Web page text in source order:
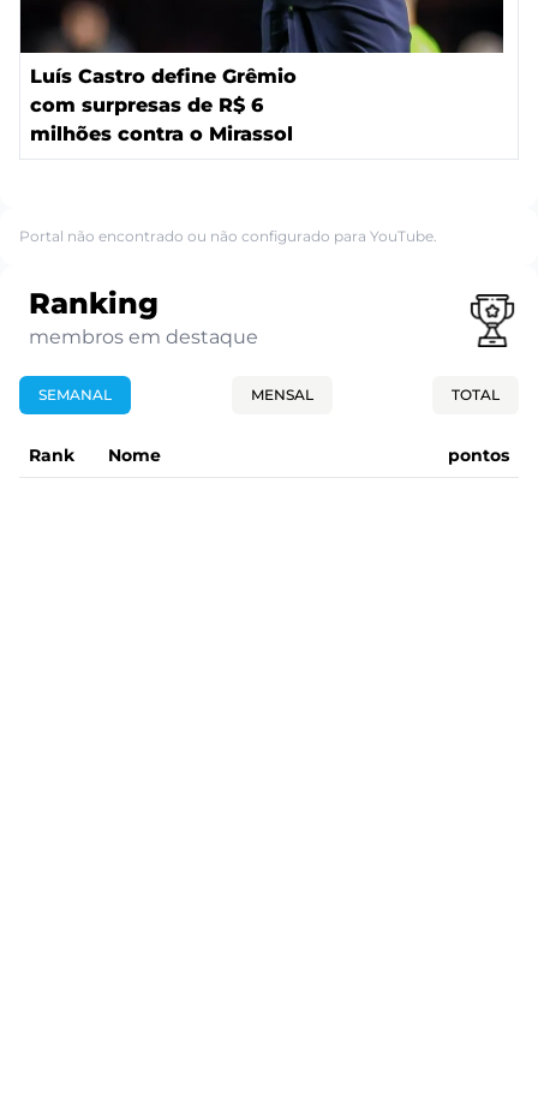
Luís Castro define Grêmio
com surpresas de R$ 6
milhões contra o Mirassol
Portal não encontrado ou não configurado para YouTube.
Ranking
membros em destaque
SEMANAL MENSAL TOTAL
Rank Nome pontos